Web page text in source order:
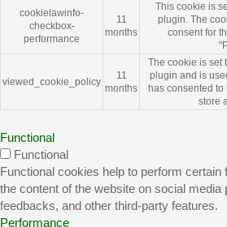
cookielawinfo-
checkbox-
performance
11
months
This cookie is
plugin. The
consent for
viewed_cookie_policy
11
months
The cookie is set
plugin and is
has consented
store
Functional
Functional
Functional cookies help to perform certain
the content of the website on social media
feedbacks, and other third-party features.
Performance